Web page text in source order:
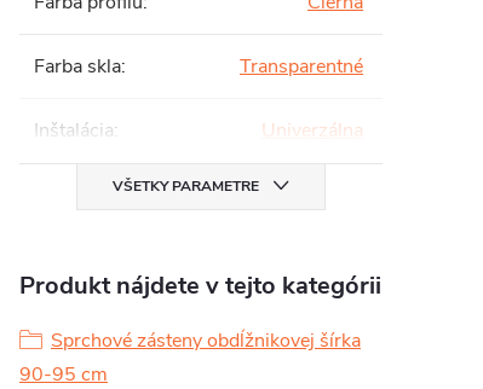
Farba skla: Transparentné
Inštalácia: Univerzálna
VŠETKY PARAMETRE
Produkt nájdete v tejto kategórii
Sprchové zásteny obdĺžnikovej šírka
90-95 cm